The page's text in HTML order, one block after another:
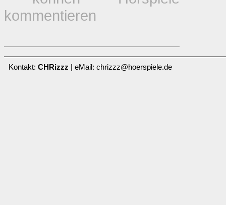
kommentieren
Kontakt: CHRizzz | eMail: chrizzz@hoerspiele.de